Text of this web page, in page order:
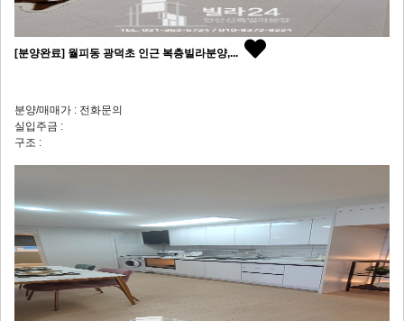
[분양완료] 월피동 광덕초 인근 복층빌라분양,...
분양/매매가 : 전화문의
실입주금 :
구조 :